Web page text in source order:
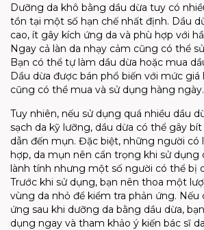
Dưỡng da khô bằng dầu dừa tuy có
tồn tại một số hạn chế nhất định. Dầu
cao, ít gây kích ứng da và phù hợp với
Ngay cả làn da nhạy cảm cũng có thể
Bạn có thể tự làm dầu dừa hoặc mua
Dầu dừa được bán phổ biến với mức giá
cũng có thể mua và sử dụng hàng ngày.
Tuy nhiên, nếu sử dụng quá nhiều dầu
sạch da kỹ lưỡng, dầu dừa có thể gây
dẫn đến mụn. Đặc biệt, những người có
hợp, da mụn nên cẩn trọng khi sử dụng
lành tính nhưng một số người có thể bị
Trước khi sử dụng, bạn nên thoa một
vùng da nhỏ để kiểm tra phản ứng. Nếu
ứng sau khi dưỡng da bằng dầu dừa,
dụng ngay và tham khảo ý kiến bác sĩ